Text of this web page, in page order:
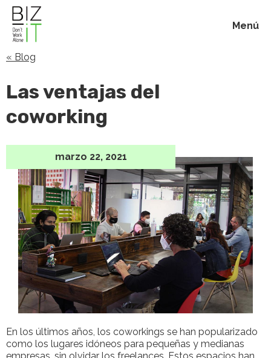
Menú
Beneficios
Blog
Acerca de
Contacto
« Blog
Las ventajas del
coworking
marzo 22, 2021
En los últimos años, los coworkings se han popularizado
como los lugares idóneos para pequeñas y medianas
empresas, sin olvidar los freelances. Estos espacios han